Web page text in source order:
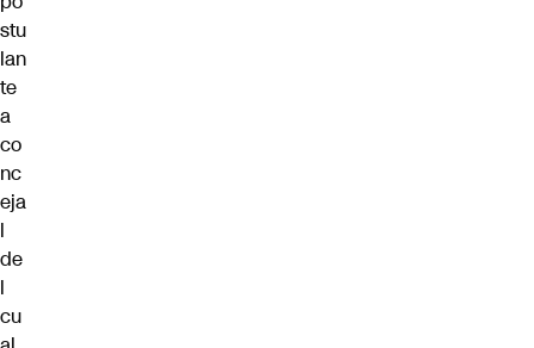
stu
lan
te
a
co
nc
eja
l
de
l
cu